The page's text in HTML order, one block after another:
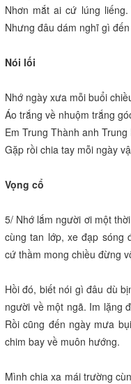
Nhơn mắt ai cứ lúng
Nhưng đâu dám nghĩ gì
Nói lối
Nhớ ngày xưa mỗi buổi
Áo trắng về nhuộm trắng
Em Trung Thành anh
Gặp rồi chia tay mỗi ngày
Vọng cổ
5/ Nhớ lắm người ơi một
cùng tan lớp, xe đạp sóng
cứ thầm mong chiều đừng
Hồi đó, biết nói gì đâu dù
người về một ngã. Im lặng
Rồi cũng đến ngày mưa
chim bay về muôn hướng.
Mình chia xa mái trường